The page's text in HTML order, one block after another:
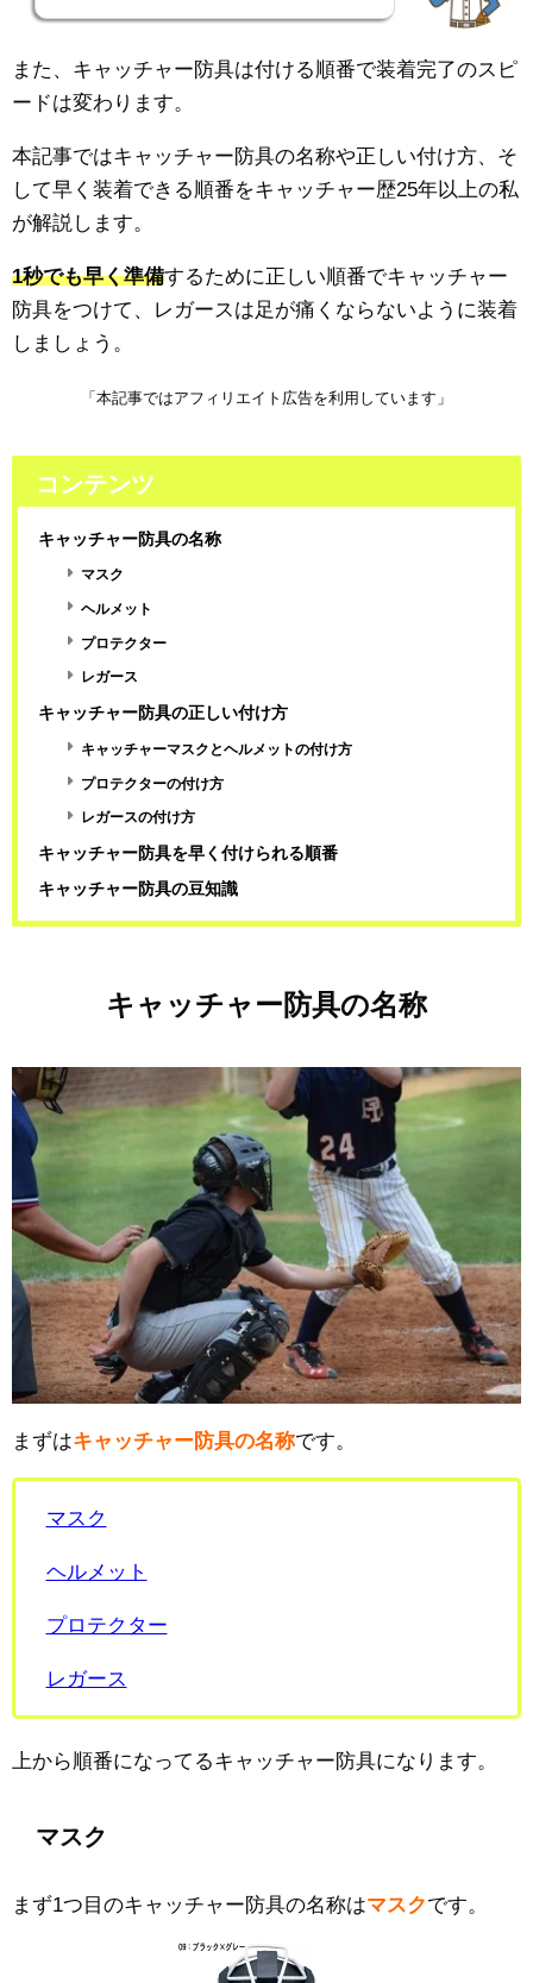
また、キャッチャー防具は付ける順番で装着完了のスピ
ードは変わります。
本記事ではキャッチャー防具の名称や正しい付け方、そ
して早く装着できる順番をキャッチャー歴25年以上の私
が解説します。
1秒でも早く準備するために正しい順番でキャッチャー
防具をつけて、レガースは足が痛くならないように装着
しましょう。
「本記事ではアフィリエイト広告を利用しています」
コンテンツ
キャッチャー防具の名称
マスク
ヘルメット
プロテクター
レガース
キャッチャー防具の正しい付け方
キャッチャーマスクとヘルメットの付け方
プロテクターの付け方
レガースの付け方
キャッチャー防具を早く付けられる順番
キャッチャー防具の豆知識
キャッチャー防具の名称
まずはキャッチャー防具の名称です。
マスク
ヘルメット
プロテクター
レガース
上から順番になってるキャッチャー防具になります。
マスク
まず1つ目のキャッチャー防具の名称はマスクです。